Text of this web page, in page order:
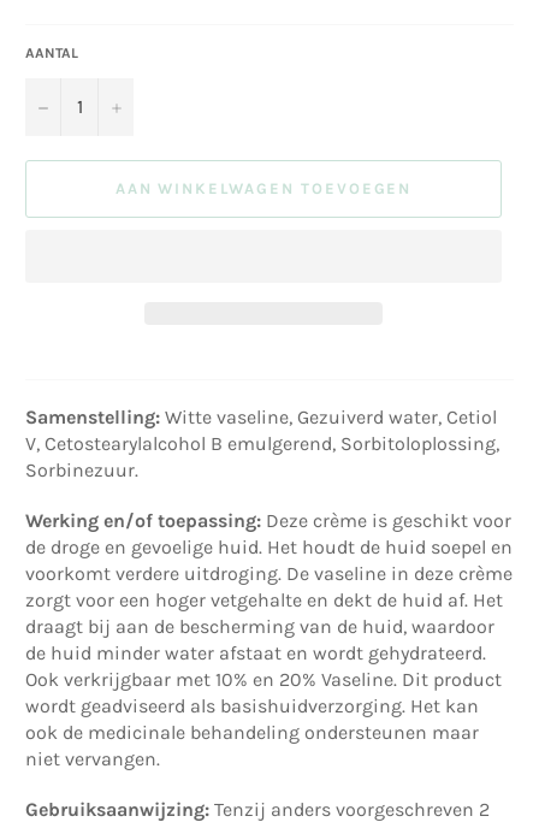
AANTAL
− +
AAN WINKELWAGEN TOEVOEGEN
Samenstelling: Witte vaseline, Gezuiverd water, Cetiol
V, Cetostearylalcohol B emulgerend, Sorbitoloplossing,
Sorbinezuur.
Werking en/of toepassing: Deze crème is geschikt voor
de droge en gevoelige huid. Het houdt de huid soepel en
voorkomt verdere uitdroging. De vaseline in deze crème
zorgt voor een hoger vetgehalte en dekt de huid af. Het
draagt bij aan de bescherming van de huid, waardoor
de huid minder water afstaat en wordt gehydrateerd.
Ook verkrijgbaar met 10% en 20% Vaseline. Dit product
wordt geadviseerd als basishuidverzorging. Het kan
ook de medicinale behandeling ondersteunen maar
niet vervangen.
Gebruiksaanwijzing: Tenzij anders voorgeschreven 2